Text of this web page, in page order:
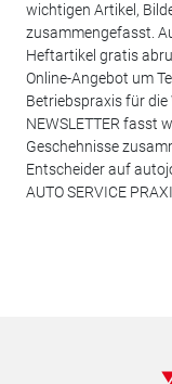
wichtigen Artikel,
zusammengefasst.
Heftartikel gratis
Online-Angebot um
Betriebspraxis für
NEWSLETTER fasst
Geschehnisse
Entscheider auf
AUTO SERVICE